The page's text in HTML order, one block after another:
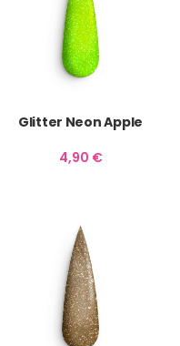
Glitter Neon Apple
4,90 €